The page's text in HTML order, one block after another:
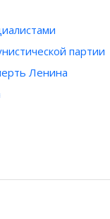
партии
Ленина